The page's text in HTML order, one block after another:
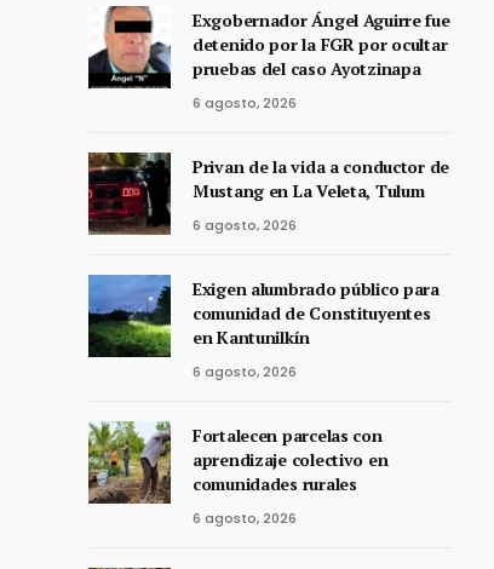
Exgobernador Ángel Aguirre fue
detenido por la FGR por ocultar
pruebas del caso Ayotzinapa
6 agosto, 2026
Privan de la vida a conductor de
Mustang en La Veleta, Tulum
6 agosto, 2026
Exigen alumbrado público para
comunidad de Constituyentes
en Kantunilkín
6 agosto, 2026
Fortalecen parcelas con
aprendizaje colectivo en
comunidades rurales
6 agosto, 2026